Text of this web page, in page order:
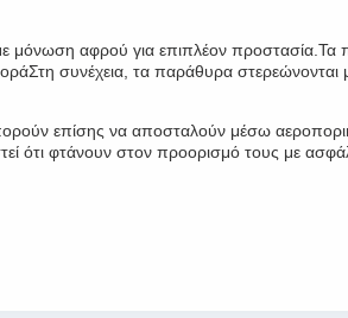
αφρού για επιπλέον προστασία.Τα
συνέχεια, τα παράθυρα στερεώνονται
επίσης να αποσταλούν μέσω
ότι φτάνουν στον προορισμό τους με